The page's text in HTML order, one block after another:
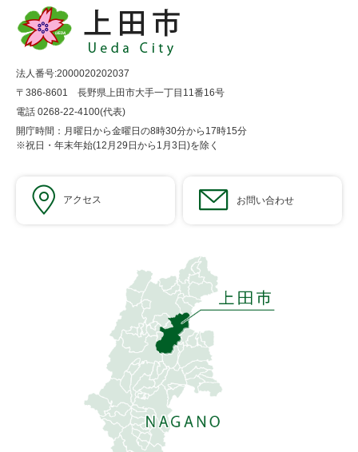
法人番号:2000020202037
〒386-8601 長野県上田市大手一丁目11番16号
電話 0268-22-4100(代表)
開庁時間：月曜日から金曜日の8時30分から17時15分
※祝日・年末年始(12月29日から1月3日)を除く
アクセス お問い合わせ